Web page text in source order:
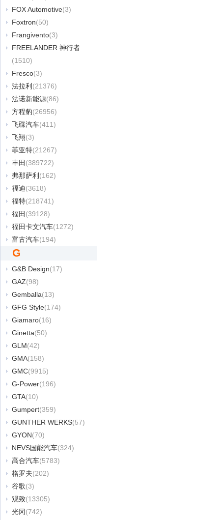
FOX Automotive(3)
Foxtron(50)
Frangivento(3)
FREELANDER 神行者
(1510)
Fresco(3)
法拉利 (21376)
法诺新能源(86)
方程豹(26956)
飞碟汽车(411)
飞翔(3)
菲亚特(21267)
丰田 (389722)
弗那萨利 (162)
福迪(3618)
福特(218741)
福田 (39128)
福田卡文汽车(1272)
富古汽车(194)
G
G&B Design(17)
GAZ(98)
Gemballa(13)
GFG Style(174)
Giamaro(16)
Ginetta(50)
GLM(42)
GMA(158)
GMC(9915)
G-Power(196)
GTA(10)
Gumpert(359)
GUNTHER WERKS(57)
GYON(70)
NEVS国能汽车(324)
高合汽车(5783)
格罗夫(202)
谷歌(3)
观致(13305)
光冈(742)